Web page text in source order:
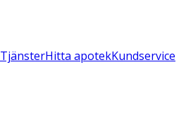
TjänsterHitta apotekKundservice